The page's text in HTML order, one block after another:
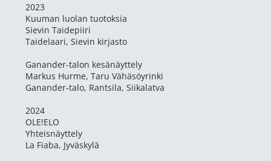
2023
Kuuman luolan tuotoksia
Sievin Taidepiiri
Taidelaari, Sievin kirjasto
Ganander-talon kesänäyttely
Markus Hurme, Taru Vähäsöyrinki
Ganander-talo, Rantsila, Siikalatva
2024
OLE!ELO
Yhteisnäyttely
​La Fiaba, Jyväskylä